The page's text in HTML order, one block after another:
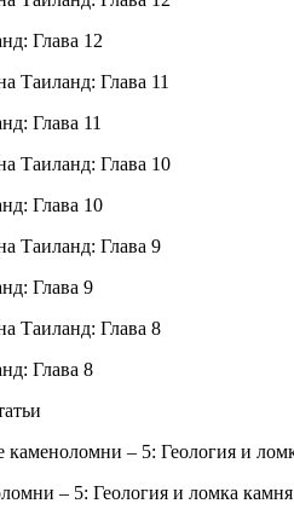
Глава 12
Глава 11
Глава 10
Глава 9
Глава 8
– 5: Геология и ломка камня